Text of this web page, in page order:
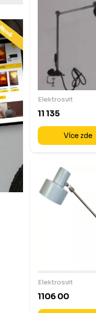
Elektrosvit
11 135
Více zde
Elektrosvit
1106 00